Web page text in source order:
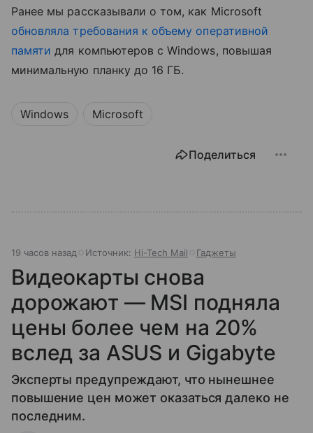
Ранее мы рассказывали о том, как Microsoft
обновляла требования к объему оперативной
памяти для компьютеров с Windows, повышая
минимальную планку до 16 ГБ.
Windows Microsoft
Поделиться
19 часов назад Источник: Hi-Tech Mail Гаджеты
Видеокарты снова
дорожают — MSI подняла
цены более чем на 20%
вслед за ASUS и Gigabyte
Эксперты предупреждают, что нынешнее
повышение цен может оказаться далеко не
последним.